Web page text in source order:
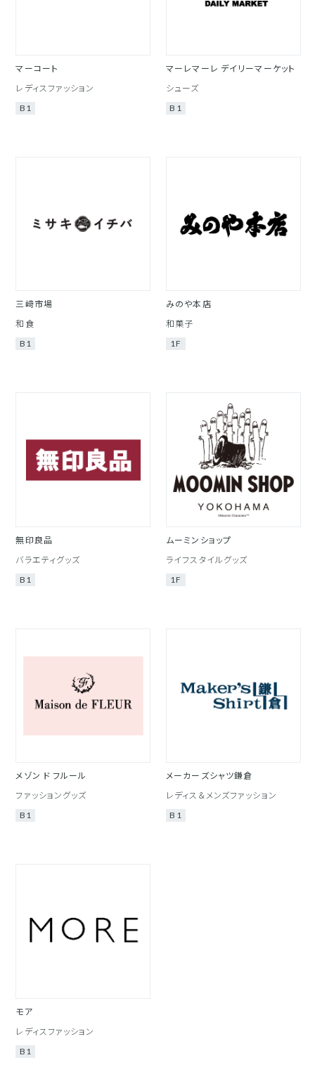
マーコート
レディスファッション
B1
マーレマーレ デイリーマーケット
シューズ
B1
三﨑市場
和食
B1
みのや本店
和菓子
1F
無印良品
バラエティグッズ
B1
ムーミンショップ
ライフスタイルグッズ
1F
メゾン ド フルール
ファッショングッズ
B1
メーカーズシャツ鎌倉
レディス＆メンズファッション
B1
モア
レディスファッション
B1